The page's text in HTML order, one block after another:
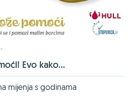
Evo kako...
mijenja s godinama